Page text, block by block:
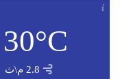
30°C
2.8 م\ث